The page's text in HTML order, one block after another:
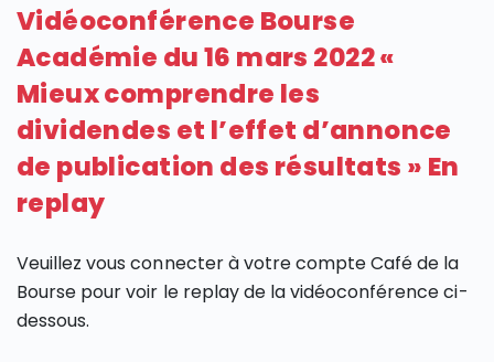
Vidéoconférence Bourse
Académie du 16 mars 2022 «
Mieux comprendre les
dividendes et l’effet d’annonce
de publication des résultats » En
replay
Veuillez vous connecter à votre compte Café de la
Bourse pour voir le replay de la vidéoconférence ci-
dessous.